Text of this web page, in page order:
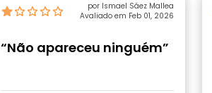
por Ismael Sáez Mallea
Avaliado em Feb 01, 2026
“Não apareceu ninguém”